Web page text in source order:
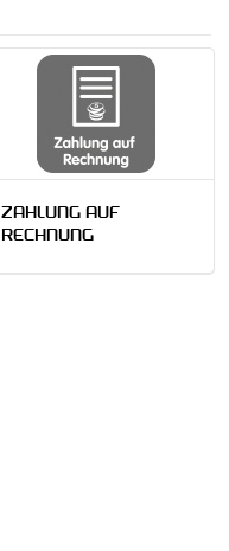
ZAHLUNG AUF
RECHNUNG